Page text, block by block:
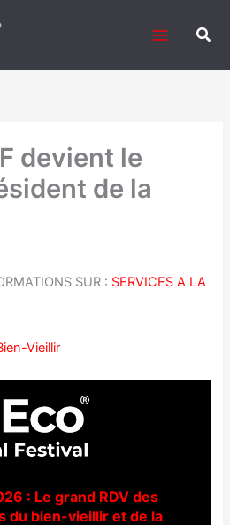
devient le
de la
SUR : SERVICES A LA
Vieillir
: Le grand RDV des
du bien-vieillir et de la